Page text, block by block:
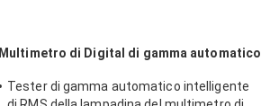
Multimetro di Digital di gamma automatico
Tester di gamma automatico intelligente